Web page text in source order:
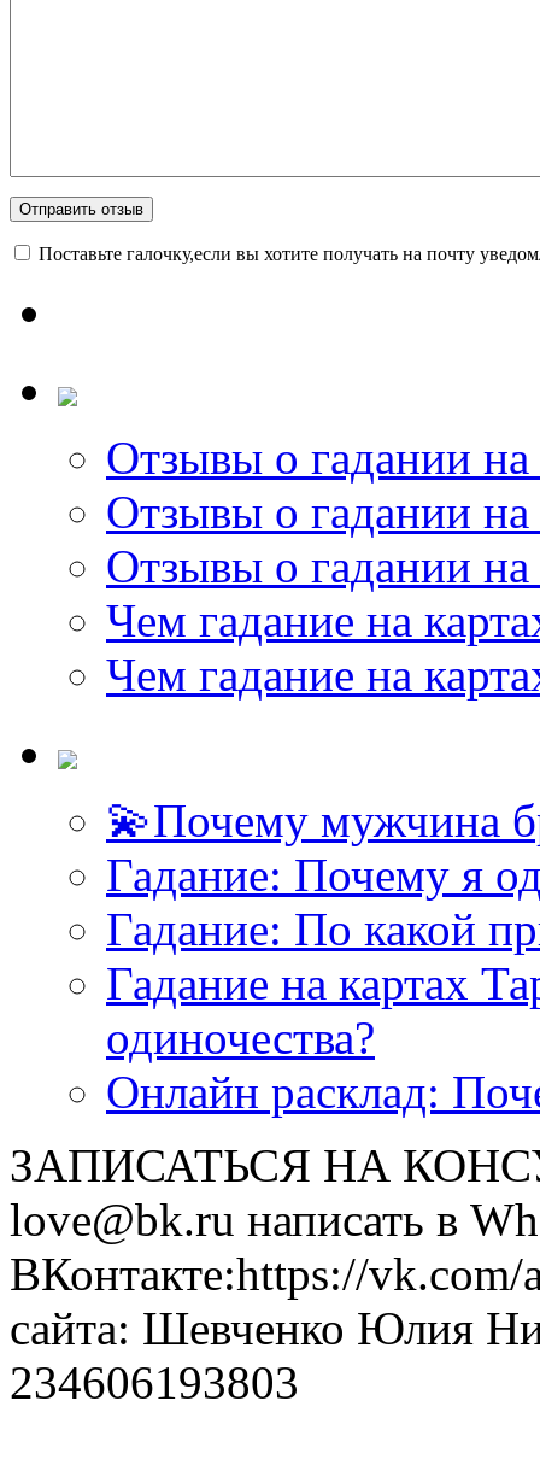
Поставьте галочку,если вы хотите получать на почту
Отзывы о гадании на
Отзывы о гадании на
Отзывы о гадании на
Чем гадание на
Чем гадание на
💫Почему мужчина
Гадание: Почему я
Гадание: По какой
Гадание на картах
одиночества?
Онлайн расклад:
ЗАПИСАТЬСЯ НА
love@bk.ru написать в
ВКонтакте:https://
сайта: Шевченко Юлия
234606193803